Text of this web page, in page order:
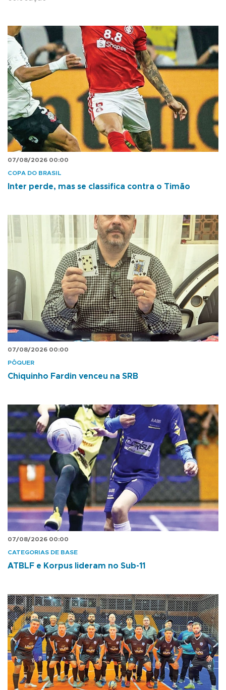
07/08/2026 00:00
COPA DO BRASIL
Inter perde, mas se classifica contra o Timão
07/08/2026 00:00
PÔQUER
Chiquinho Fardin venceu na SRB
07/08/2026 00:00
CATEGORIAS DE BASE
ATBLF e Korpus lideram no Sub-11